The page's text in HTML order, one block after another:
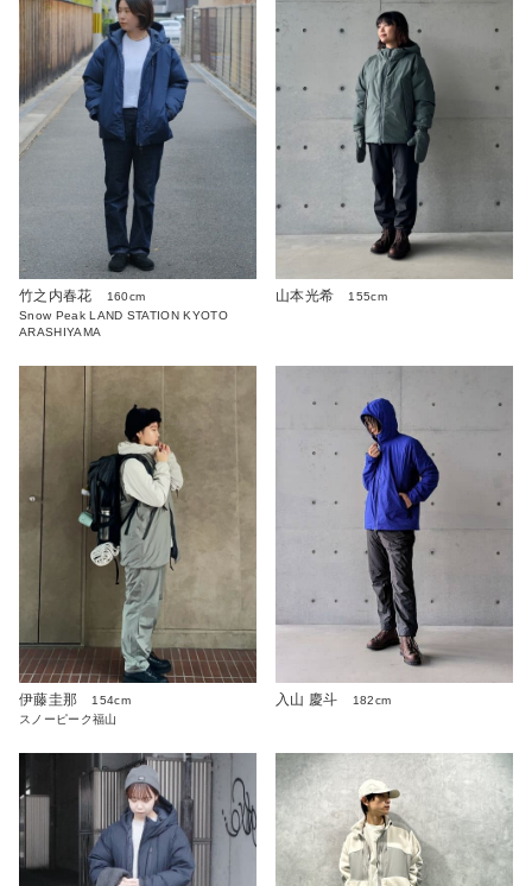
竹之内春花
160cm
Snow Peak LAND STATION KYOTO
ARASHIYAMA
山本光希 155cm
伊藤圭那
154cm
スノーピーク福山
入山 慶斗 182cm